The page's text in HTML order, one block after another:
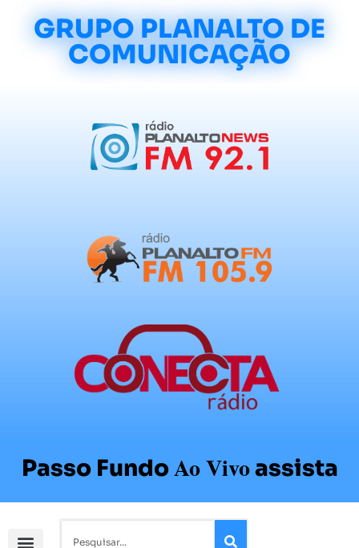
GRUPO PLANALTO DE
COMUNICAÇÃO
Passo FundoAo Vivoassista